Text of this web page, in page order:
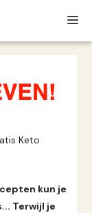
Keto
kun je
Terwijl je